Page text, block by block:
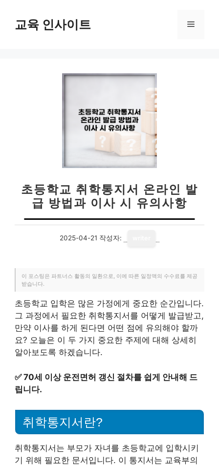
교육 인사이트 메
초등학교 취학통지서 온라인 발
급 방법과 이사 시 유의사항
2025-04-21 작성자:
이 포스팅은 파트너스 활동의 일환으로, 이에 따른 일정액의 수수료를 제공
받습니다.
초등학교 입학은 많은 가정에게 중요한 순간입니다.
그 과정에서 필요한 취학통지서를 어떻게 발급받고,
만약 이사를 하게 된다면 어떤 점에 유의해야 할까
요? 오늘은 이 두 가지 중요한 주제에 대해 상세히
알아보도록 하겠습니다.
✅70세 이상 운전면허 갱신 절차를 쉽게 안내해 드
립니다.
취학통지서란?
취학통지서는 부모가 자녀를 초등학교에 입학시키
기 위해 필요한 문서입니다. 이 통지서는 교육부의